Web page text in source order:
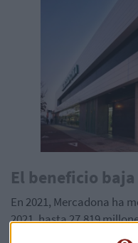
El beneficio
En 2021, Mercadona ha
2021, hasta 27.819
cuota de mercado un